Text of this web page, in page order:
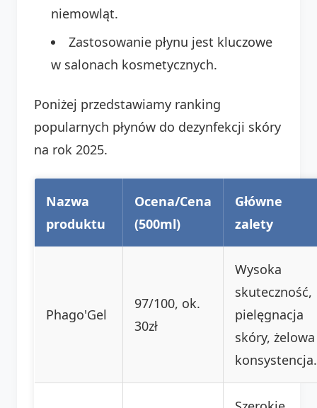
niemowląt.
Zastosowanie płynu jest kluczowe
w salonach kosmetycznych.
Poniżej przedstawiamy ranking
popularnych płynów do dezynfekcji skóry
na rok 2025.
Nazwa
produktu
Ocena/Cena
(500ml)
Główne
zalety
Phago'Gel
97/100, ok.
30zł
Wysoka
skuteczność,
pielęgnacja
skóry, żelowa
konsystencja.